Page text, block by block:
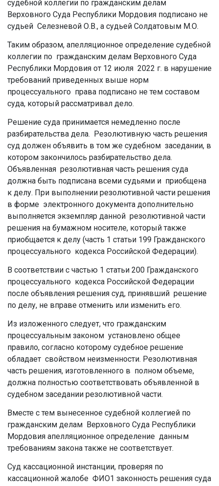
судебной коллегии по гражданским делам
Верховного Суда Республики Мордовия подписано не
судьей Селезневой О.В., а судьей Солдатовым М.О.
Таким образом, апелляционное определение судебной
коллегии по гражданским делам Верховного Суда
Республики Мордовия от 12 июля 2022 г. в нарушение
требований приведенных выше норм
процессуального права подписано не тем составом
суда, который рассматривал дело.
Решение суда принимается немедленно после
разбирательства дела. Резолютивную часть решения
суд должен объявить в том же судебном заседании, в
котором закончилось разбирательство дела.
Объявленная резолютивная часть решения суда
должна быть подписана всеми судьями и приобщена
к делу. При выполнении резолютивной части решения
в форме электронного документа дополнительно
выполняется экземпляр данной резолютивной части
решения на бумажном носителе, который также
приобщается к делу (часть 1 статьи 199 Гражданского
процессуального кодекса Российской Федерации).
В соответствии с частью 1 статьи 200 Гражданского
процессуального кодекса Российской Федерации
после объявления решения суд, принявший решение
по делу, не вправе отменить или изменить его.
Из изложенного следует, что гражданским
процессуальным законом установлено общее
правило, согласно которому судебное решение
обладает свойством неизменности. Резолютивная
часть решения, изготовленного в полном объеме,
должна полностью соответствовать объявленной в
судебном заседании резолютивной части.
Вместе с тем вынесенное судебной коллегией по
гражданским делам Верховного Суда Республики
Мордовия апелляционное определение данным
требованиям закона также не соответствует.
Суд кассационной инстанции, проверяя по
кассационной жалобе ФИО1 законность решения суда